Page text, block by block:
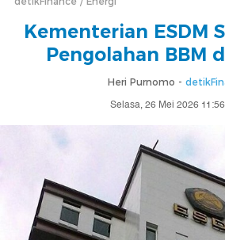
Kementerian ESDM
Pengolahan BBM
Heri Purnomo -
Selasa, 26 Mei 2026